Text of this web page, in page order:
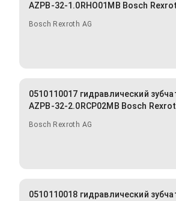
AZPB-32-1.0RHO01MB Bosch
Bosch Rexroth AG
0510110017 гидравлический
AZPB-32-2.0RCP02MB Bosch
Bosch Rexroth AG
0510110018 гидравлический